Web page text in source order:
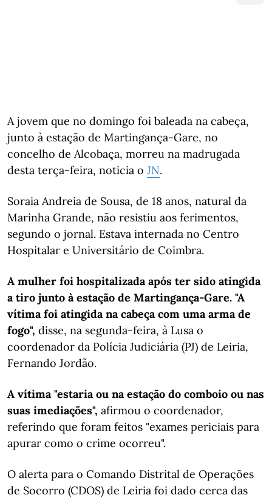
A jovem que no domingo foi baleada na cabeça,
junto à estação de Martingança-Gare, no
concelho de Alcobaça, morreu na madrugada
desta terça-feira, noticia o JN.
Soraia Andreia de Sousa, de 18 anos, natural da
Marinha Grande, não resistiu aos ferimentos,
segundo o jornal. Estava internada no Centro
Hospitalar e Universitário de Coimbra.
A mulher foi hospitalizada após ter sido atingida
a tiro junto à estação de Martingança-Gare. "A
vítima foi atingida na cabeça com uma arma de
fogo", disse, na segunda-feira, à Lusa o
coordenador da Polícia Judiciária (PJ) de Leiria,
Fernando Jordão.
A vítima "estaria ou na estação do comboio ou nas
suas imediações", afirmou o coordenador,
referindo que foram feitos "exames periciais para
apurar como o crime ocorreu".
O alerta para o Comando Distrital de Operações
de Socorro (CDOS) de Leiria foi dado cerca das